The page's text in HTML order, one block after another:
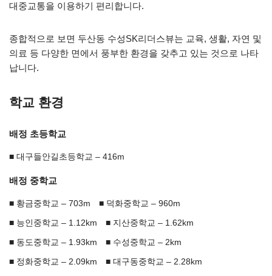
대중교통을 이용하기 편리합니다.
종합적으로 보면 두산동 수성SK리더스뷰는 교육, 생활, 자연 및
의료 등 다양한 면에서 풍부한 환경을 갖추고 있는 것으로 나타
납니다.
학교 환경
배정 초등학교
대구들안길초등학교 – 416m
배정 중학교
황금중학교 – 703m 덕화중학교 – 960m
능인중학교 – 1.12km 지산중학교 – 1.62km
동도중학교 – 1.93km 수성중학교 – 2km
정화중학교 – 2.09km 대구동중학교 – 2.28km